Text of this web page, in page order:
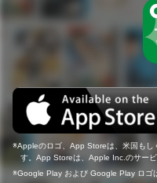
Appleのロゴ、App Storeは、米国も
す。App Storeは、Apple Inc.のサービ
Google Play および Google Play ロゴ